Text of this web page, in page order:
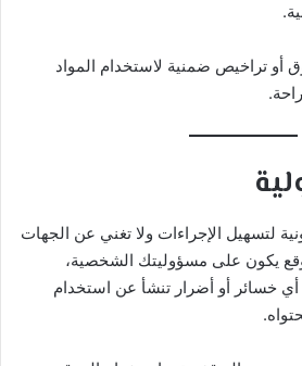
أو تراخيص ضمنية لاستخدام المواد
لتسهيل الإجراءات ولا تغني عن الجهات
يكون على مسؤوليتك الشخصية،
خسائر أو أضرار تنشأ عن استخدام